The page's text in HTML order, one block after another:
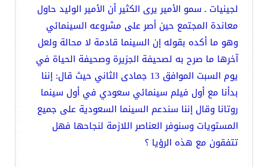
لجينيات ـ سمو الأمير يرى الكثير أن الأمير الوليد حاول
معاندة المجتمع حين أصر على مشروعه السينمائي
وهو ما أكده بقوله إن السينما قادمة لا محالة ولعل
آخرها ما صرح به لصحيفة الجزيرة وصحيفة الحياة في
يوم السبت الموافق 13 جمادى الثاني حيث قال: إننا
بدأنا مع أول فيلم سينمائي سعودي في أول سينما
روتانا وقال إننا سندعم السينما السعودية على جميع
المستويات وسنوفر العناصر اللازمة لنجاحها فهل
تتفقون مع هذه الرؤيا ؟